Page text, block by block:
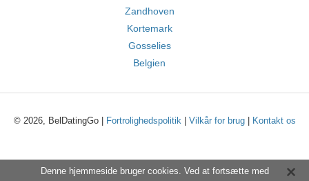
Zandhoven
Kortemark
Gosselies
Belgien
© 2026, BelDatingGo | Fortrolighedspolitik| Vilkår for brug| Kontakt os
Denne hjemmeside bruger cookies. Ved at fortsætte med